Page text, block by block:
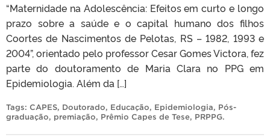
“Maternidade na Adolescência: Efeitos em curto e longo
prazo sobre a saúde e o capital humano dos filhos
Coortes de Nascimentos de Pelotas, RS – 1982, 1993 e
2004”, orientado pelo professor Cesar Gomes Victora, fez
parte do doutoramento de Maria Clara no PPG em
Epidemiologia. Além da […]
Tags: CAPES, Doutorado, Educação, Epidemiologia, Pós-
graduação, premiação, Prêmio Capes de Tese, PRPPG.